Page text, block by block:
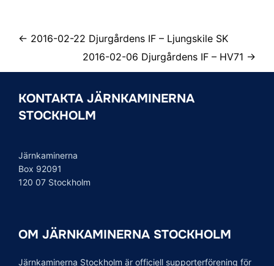
← 2016-02-22 Djurgårdens IF – Ljungskile SK
2016-02-06 Djurgårdens IF – HV71 →
KONTAKTA JÄRNKAMINERNA
STOCKHOLM
Järnkaminerna
Box 92091
120 07 Stockholm
OM JÄRNKAMINERNA STOCKHOLM
Järnkaminerna Stockholm är officiell supporterförening för